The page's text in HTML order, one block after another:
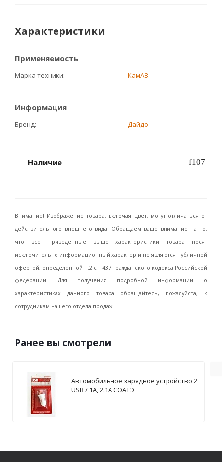
Характеристики
Применяемость
Марка техники КамАЗ
Информация
Бренд Дайдо
Наличие
Внимание! Изображение товара, включая цвет, могут отличаться от
действительного внешнего вида. Обращаем ваше внимание на то,
что все приведённые выше характеристики товара носят
исключительно информационный характер и не являются публичной
офертой, определенной п.2 ст. 437 Гражданского кодекса Российской
федерации. Для получения подробной информации о
характеристиках данного товара обращайтесь, пожалуйста, к
сотрудникам нашего отдела продаж.
Ранее вы смотрели
Автомобильное зарядное устройство 2
USB / 1А, 2.1А СОАТЭ